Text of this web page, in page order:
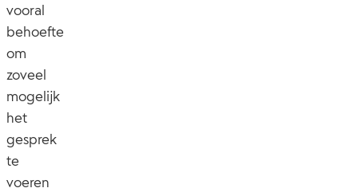
vooral
behoefte
om
zoveel
mogelijk
het
gesprek
te
voeren